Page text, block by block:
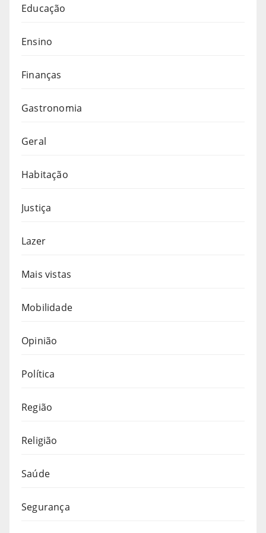
Educação
Ensino
Finanças
Gastronomia
Geral
Habitação
Justiça
Lazer
Mais vistas
Mobilidade
Opinião
Política
Região
Religião
Saúde
Segurança